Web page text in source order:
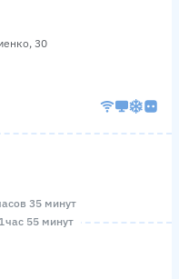
30
35 минут
час 55 минут